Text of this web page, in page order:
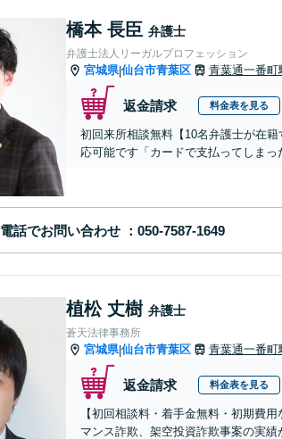
橋本 長臣 弁護士
弁護士法人リーガルプロフェッション
宮城県|仙台市青葉区 青葉通一番町
返金請求 料金表を見る
初回来所相談無料【10名弁護士が在
応可能です「カードで支払ってしま
電話でお問い合わせ
植松 丈樹 弁護士
蒼天法律事務所
宮城県|仙台市青葉区 青葉通一番町
返金請求 料金表を見る
【初回相談料・着手金無料・初期費
マンス詐欺、架空投資詐欺事案の実